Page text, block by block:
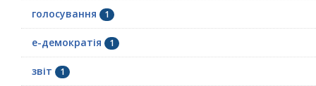
голосування 1
е-демократія 1
звіт 1